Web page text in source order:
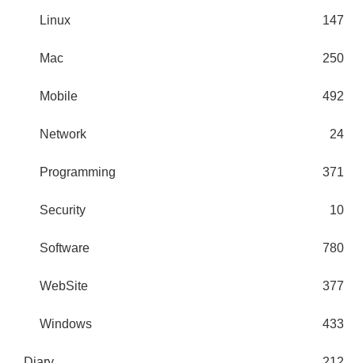
Linux 147
Mac 250
Mobile 492
Network 24
Programming 371
Security 10
Software 780
WebSite 377
Windows 433